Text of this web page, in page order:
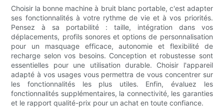
Choisir la bonne machine à bruit blanc portable, c'est adapter
ses fonctionnalités à votre rythme de vie et à vos priorités.
Pensez à sa portabilité : taille, intégration dans vos
déplacements, profils sonores et options de personnalisation
pour un masquage efficace, autonomie et flexibilité de
recharge selon vos besoins. Conception et robustesse sont
essentielles pour une utilisation durable. Choisir l'appareil
adapté à vos usages vous permettra de vous concentrer sur
les fonctionnalités les plus utiles. Enfin, évaluez les
fonctionnalités supplémentaires, la connectivité, les garanties
et le rapport qualité-prix pour un achat en toute confiance.